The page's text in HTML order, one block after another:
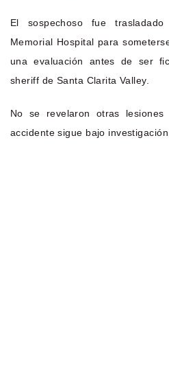
El sospechoso fue
Memorial Hospital para
una evaluación antes de ser
sheriff de Santa Clarita Valley.
No se revelaron otras
accidente sigue bajo investigación.